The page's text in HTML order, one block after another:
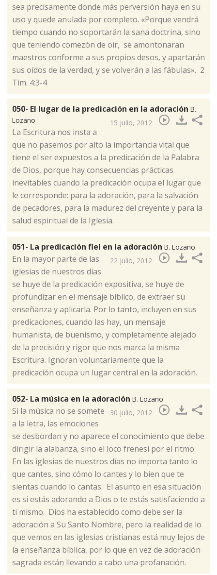
sea precisamente donde más perversión haya en su
uso y quede anulada por completo. «Porque vendrá
tiempo cuando no soportarán la sana doctrina, sino
que teniendo comezón de oir, se amontonaran
maestros conforme a sus propios desos, y apartarán
sus oídos de la verdad, y se volverán a las fábulas». 2
Tim. 4:3-4
050- El lugar de la predicación en la adoración B.
Lozano
15 julio, 2012
​La Escritura nos insta a
que no pasemos por alto la importancia vital que
tiene el ser expuestos a la predicación de la Palabra
de Dios, porque hay consecuencias prácticas
inevitables cuando la predicación ocupa el lugar que
le corresponde: para la adoración, para la salvación
de pecadores, para la madurez del creyente y para la
salud espiritual de la Iglesia.
051- La predicación fiel en la adoración B. Lozano
22 julio, 2012
​En la mayor parte de las
iglesias de nuestros días
se huye de la predicación expositiva, se huye de
profundizar en el mensaje bíblico, de extraer su
enseñanza y aplicarla. Por lo tanto, incluyen en sus
predicaciones, cuando las hay, un mensaje
humanista, de buenismo, y completamente alejado
de la precisión y rigor que nos marca la misma
Escritura. Ignoran voluntariamente que la
predicación ocupa un lugar central en la adoración.
052- La música en la adoración B. Lozano
30 julio, 2012
​Si la música no se somete
a la letra, las emociones
se desbordan y no aparece el conocimiento que debe
dirigir la alabanza, sino el loco frenesí por el ritmo.
En las iglesias de nuestros días no importa tanto lo
que cantes, sino cómo lo cantes y lo bien que te
sientas cuando lo cantas. El asunto en esa situación
es si estás adorando a Dios o te estás satisfaciendo a
ti mismo. Dios ha establecido como debe ser la
adoración a Su Santo Nombre, pero la realidad de lo
que vemos en las iglesias cristianas está muy lejos de
la enseñanza bíblica, por lo que en vez de adoración
sagrada están llevando a cabo una profanación.